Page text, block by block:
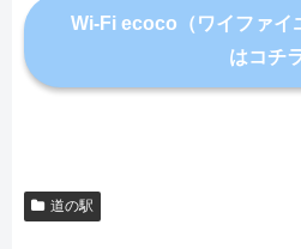
Wi-Fi ecoco（ワイファイ
はコチ
道の駅